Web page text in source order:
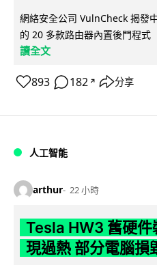
網絡安全公司 VulnCheck 揭發
的 20 多款路由器內置後門程
讀全文
893 182 ↗ 分享
人工智能
arthur 22 小時
Tesla HW3 舊硬
現過熱 部分電腦損